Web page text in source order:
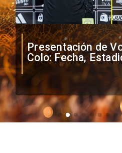
Presentación de
Colo: Fecha,